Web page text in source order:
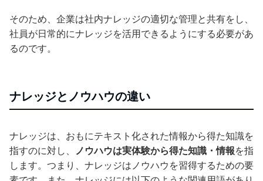
そのため、企業は社内ナレッジの適切な管理と共有をし、
社員が日常的にナレッジを活用できるようにする必要があ
るのです。
ナレッジとノウハウの違い
ナレッジは、おもにテキスト化された情報から得た知識を
指すのに対し、
ノウハウは実体験から得た知識・情報を指
します。つまり、ナレッジはノウハウを習得するための要